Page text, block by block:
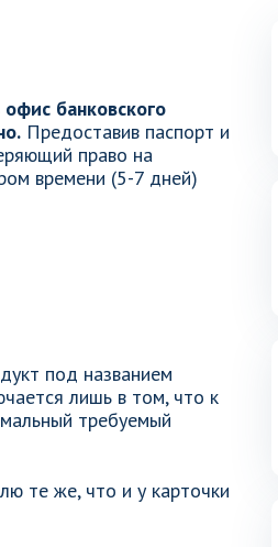
банковского
Предоставив паспорт и
право на
времени (5-7 дней)
под названием
лишь в том, что к
требуемый
те же, что и у карточки